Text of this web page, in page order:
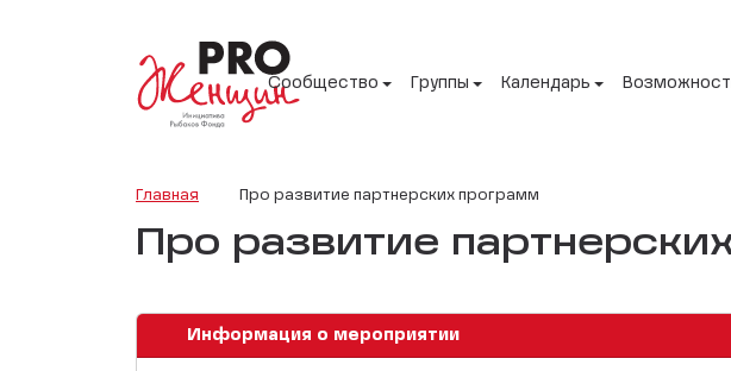
Сообщество Группы Календарь
Главная Про развитие партнерских программ
Про развитие
Информация о мероприятии